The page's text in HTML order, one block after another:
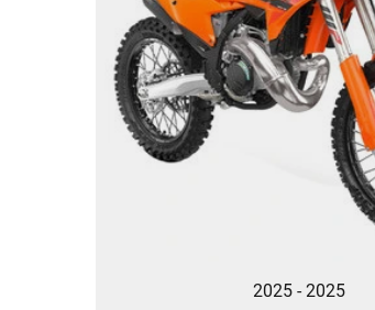
2025 - 2025